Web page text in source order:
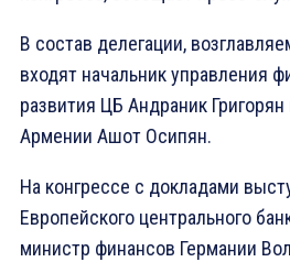
В состав делегации,
входят начальник управления
развития ЦБ Андраник
Армении Ашот Осипян.
На конгрессе с докладами
Европейского центрального
министр финансов Германии